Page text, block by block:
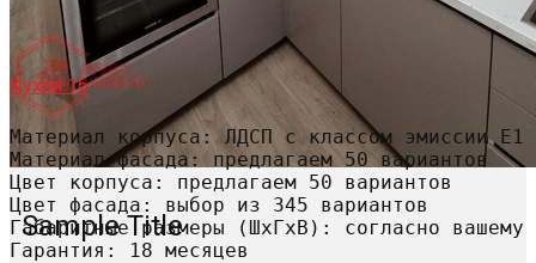
Sample Title
Кухня 16
Материал корпуса: ЛДСП с классом эмиссии Е1
Материал фасада: предлагаем 50 вариантов
Цвет корпуса: предлагаем 50 вариантов
Цвет фасада: выбор из 345 вариантов
Габаритные размеры (ШхГхВ): согласно вашему
Гарантия: 18 месяцев